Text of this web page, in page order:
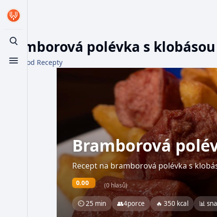
Toggle search
Toggle menu
Bramborová polévka s klobásou
Z WikiFood Recepty
Bramborová
Recept na bramborová polévka s
0.00 (0 hlasů)
⏲ 25 min 👥4porce 🔥 350 kcal 📊